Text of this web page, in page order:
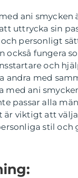
ani smycken
uttrycka sin
personligt
också fungera
och
andra med
med ani
passar alla
är viktigt att
stil och